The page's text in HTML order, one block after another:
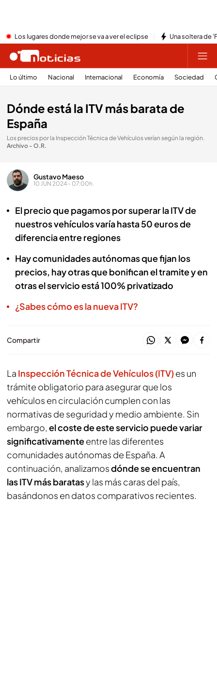
Los lugares donde mejor se va a ver el eclipse Una soltera de
Lo último Nacional Internacional Economía Sociedad
Dónde está la ITV más barata de
España
Los precios por la Inspección Técnica de Vehículos verían según la región.
Archivo - O.R.
Gustavo Maeso
10 JUN 2024 - 07:00h.
El precio que pagamos por superar la ITV de
nuestros vehículos varía hasta 50 euros de
diferencia entre regiones
Hay comunidades autónomas que fijan los
precios, hay otras que bonifican el tramite y en
otras el servicio está 100% privatizado
¿Sabes cómo es la nueva ITV?
Compartir
La Inspección Técnica de Vehículos (ITV)es un
trámite obligatorio para asegurar que los
vehículos en circulación cumplen con las
normativas de seguridad y medio ambiente. Sin
embargo, el coste de este servicio puede variar
significativamenteentre las diferentes
comunidades autónomas de España. A
continuación, analizamosdónde se encuentran
las ITV más baratasy las más caras del país,
basándonos en datos comparativos recientes.